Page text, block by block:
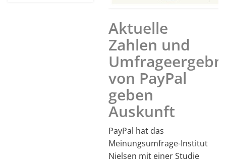
Aktuelle
Zahlen und
von PayPal
geben
Auskunft
PayPal hat das
Meinungsumfrage-Institut
Nielsen mit einer Studie